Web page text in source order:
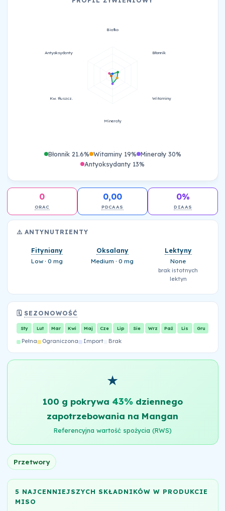
Białko
Błonnik
Witaminy
Minerały
Kw. tłuszcz.
Antyoksydanty
Błonnik 21.6% Witaminy 19% Minerały 30%
Antyoksydanty 13%
0
ORAC
0,00
PDCAAS
0%
DIAAS
⚠️ ANTYNUTRIENTY
Fityniany
Low · 0 mg
Oksalany
Medium · 0 mg
Lektyny
None
brak istotnych
lektyn
🗓️SEZONOWOŚĆ
Sty Lut Mar Kwi Maj Cze Lip Sie Wrz Paź Lis Gru
Pełna Ograniczona Import Brak
★
100 g pokrywa 43%dziennego
zapotrzebowania na Mangan
Referencyjna wartość spożycia (RWS)
Przetwory
5 NAJCENNIEJSZYCH SKŁADNIKÓW W PRODUKCIE
MISO